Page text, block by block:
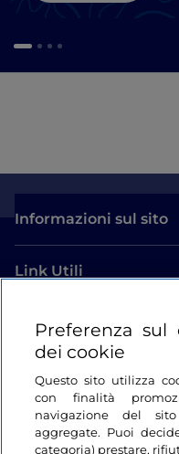
Informazioni sul sito
Link Utili
Login
Restiamo in contatto
Preferenza sul
dei cookie
Questo sito utilizza
con finalità
navigazione del
aggregate. Puoi
categoria) prestare,